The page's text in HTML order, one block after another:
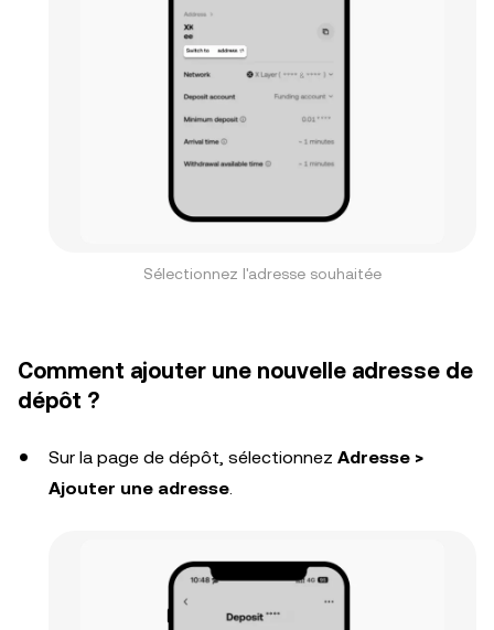
Sélectionnez l'adresse souhaitée
Comment ajouter une nouvelle adresse de
dépôt ?
Sur la page de dépôt, sélectionnez Adresse >
Ajouter une adresse.